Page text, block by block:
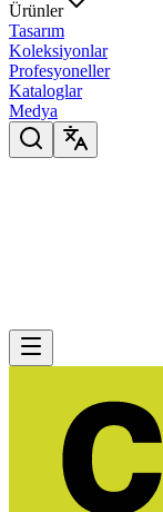
Ürünler
Tasarım
Koleksiyonlar
Profesyoneller
Kataloglar
Medya